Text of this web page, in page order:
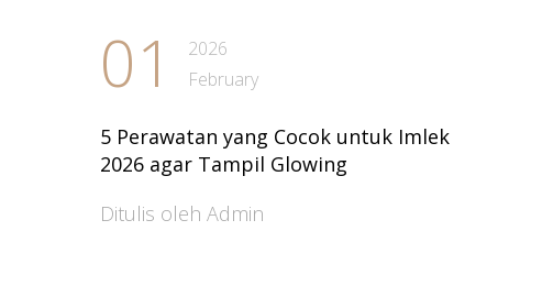
01
2026
February
5 Perawatan yang Cocok untuk Imlek
2026 agar Tampil Glowing
Ditulis oleh Admin